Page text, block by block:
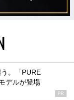
。「PURE
デルが登場
PR